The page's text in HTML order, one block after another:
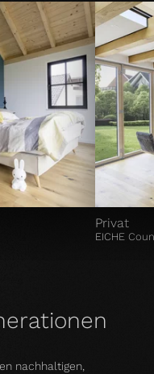
Privat
EICHE
nachhaltigen,